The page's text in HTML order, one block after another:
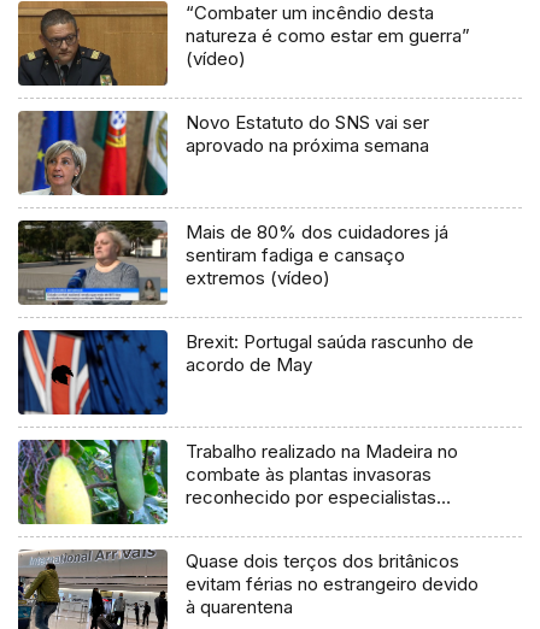
“Combater um incêndio desta
natureza é como estar em guerra”
(vídeo)
Novo Estatuto do SNS vai ser
aprovado na próxima semana
Mais de 80% dos cuidadores já
sentiram fadiga e cansaço
extremos (vídeo)
Brexit: Portugal saúda rascunho de
acordo de May
Trabalho realizado na Madeira no
combate às plantas invasoras
reconhecido por especialistas
Quase dois terços dos britânicos
evitam férias no estrangeiro devido
à quarentena